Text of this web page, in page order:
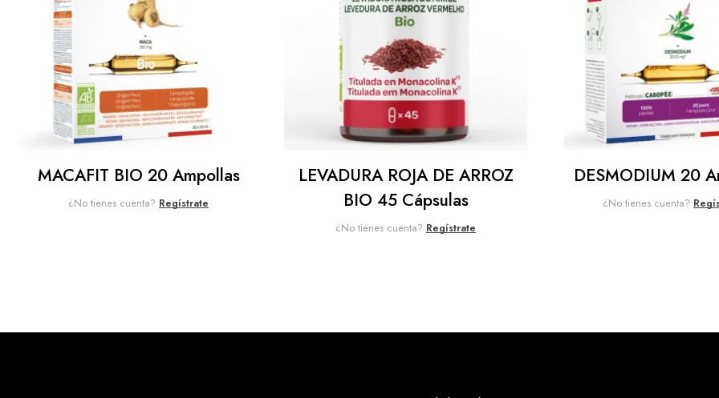
MACAFIT BIO 20 Ampollas
¿No tienes cuenta? Regístrate
LEVADURA ROJA DE ARROZ
BIO 45 Cápsulas
¿No tienes cuenta? Regístrate
DESMODIUM 20
¿No tienes cuenta?